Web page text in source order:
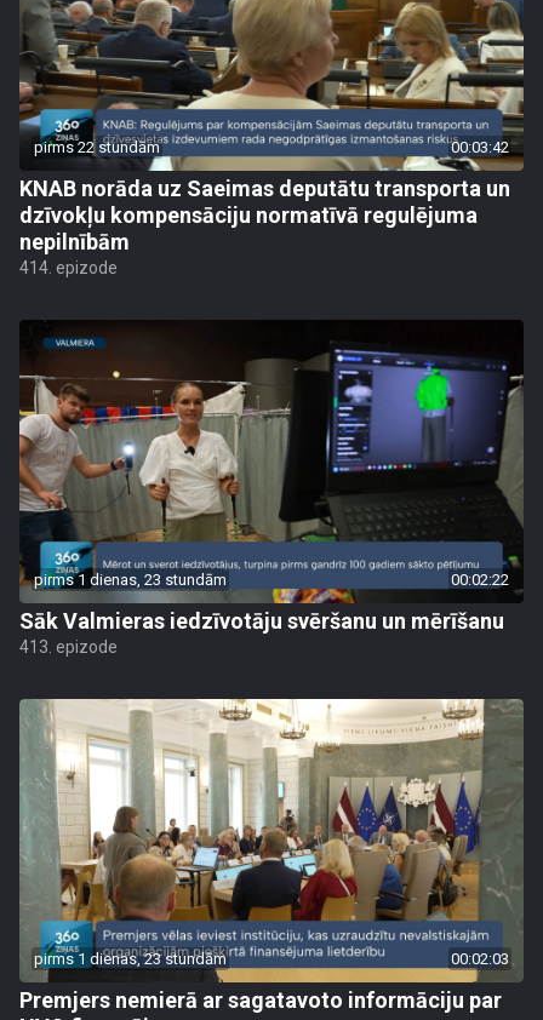
pirms 22 stundām 00:03:42
KNAB norāda uz Saeimas deputātu transporta un
dzīvokļu kompensāciju normatīvā regulējuma
nepilnībām
414. epizode
pirms 1 dienas, 23 stundām 00:02:22
Sāk Valmieras iedzīvotāju svēršanu un mērīšanu
413. epizode
pirms 1 dienas, 23 stundām 00:02:03
Premjers nemierā ar sagatavoto informāciju par